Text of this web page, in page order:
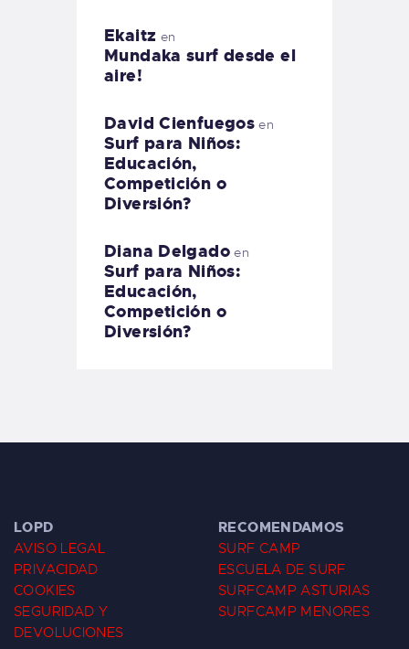
Ekaitz en
Mundaka surf desde el
aire!
David Cienfuegos en
Surf para Niños:
Educación,
Competición o
Diversión?
Diana Delgadoen
Surf para Niños:
Educación,
Competición o
Diversión?
LOPD
AVISO LEGAL
PRIVACIDAD
COOKIES
SEGURIDAD Y
DEVOLUCIONES
RECOMENDAMOS
SURF CAMP
ESCUELA DE SURF
SURFCAMP ASTURIAS
SURFCAMP MENORES